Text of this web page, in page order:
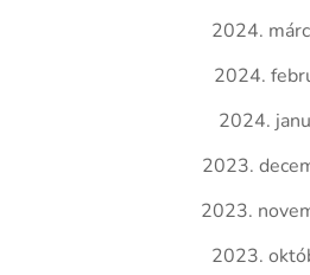
2024.
2024.
2024.
2023.
2023.
2023.